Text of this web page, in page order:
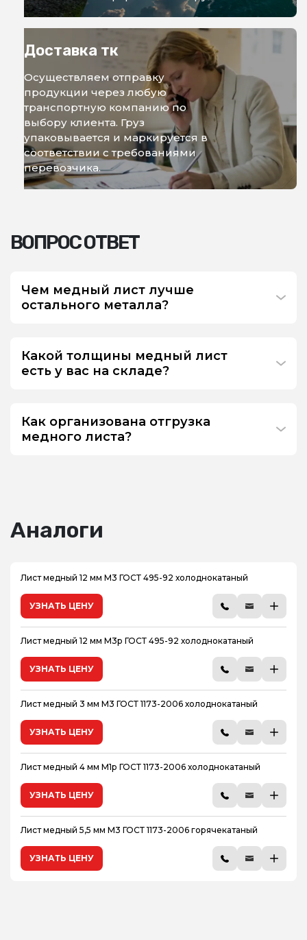
Доставка тк
Осуществляем отправку
продукции через любую
транспортную компанию по
выбору клиента. Груз
упаковывается и маркируется в
соответствии с требованиями
перевозчика.
ВОПРОС ОТВЕТ
Чем медный лист лучше
остального металла?
Какой толщины медный лист
есть у вас на складе?
Как организована отгрузка
медного листа?
Аналоги
Лист медный 12 мм М3 ГОСТ 495-92 холоднокатаный
УЗНАТЬ ЦЕНУ
Лист медный 12 мм М3р ГОСТ 495-92 холоднокатаный
УЗНАТЬ ЦЕНУ
Лист медный 3 мм М3 ГОСТ 1173-2006 холоднокатаный
УЗНАТЬ ЦЕНУ
Лист медный 4 мм М1р ГОСТ 1173-2006 холоднокатаный
УЗНАТЬ ЦЕНУ
Лист медный 5,5 мм М3 ГОСТ 1173-2006 горячекатаный
УЗНАТЬ ЦЕНУ